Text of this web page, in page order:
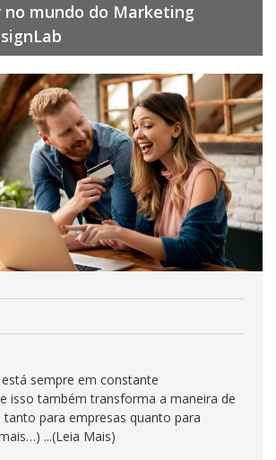
no mundo do Marketing
sempre em constante
isso também transforma a maneira de
para empresas quanto para
...(Leia Mais)